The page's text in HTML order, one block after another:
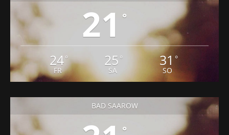
21 °
24°
FR
25 °
SA
31 °
SO
BAD SAAROW
°